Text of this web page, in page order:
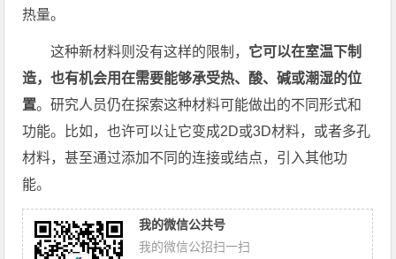
热量。
这种新材料则没有这样的限制， 它可以在室温下制
造，也有机会用在需要能够承受热、酸、碱或潮湿的位
置。研究人员仍在探索这种材料可能做出的不同形式和
功能。比如，也许可以让它变成2D或3D材料，或者多孔
材料，甚至通过添加不同的连接或结点，引入其他功
能。
我的微信公共号
我的微信公招扫一扫